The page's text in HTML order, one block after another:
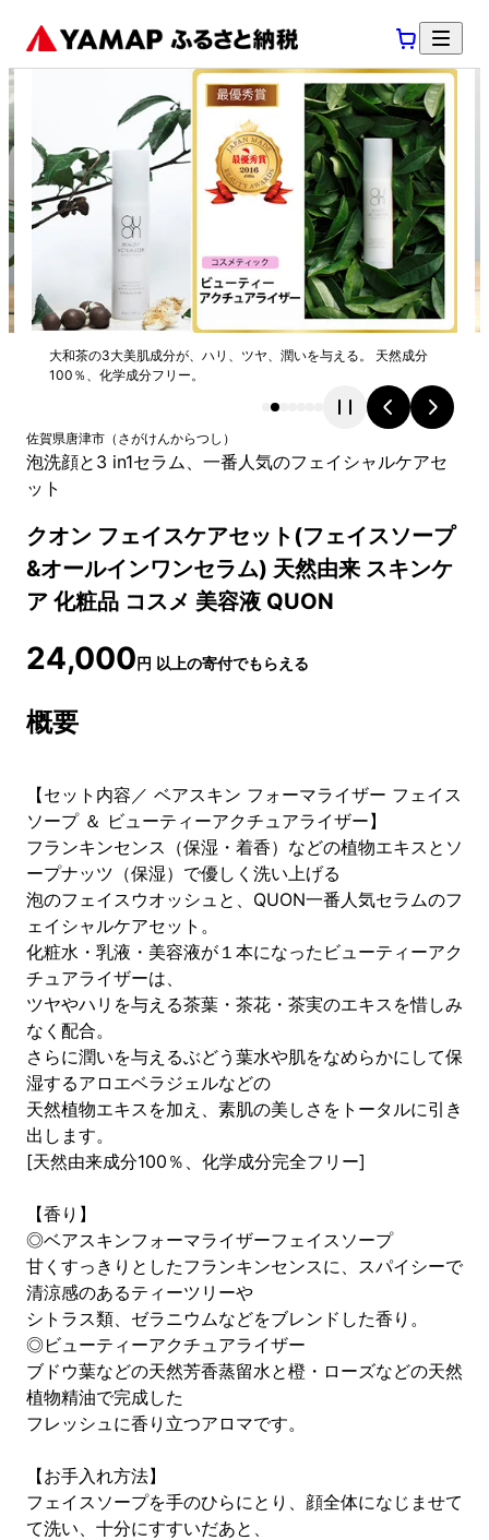
大和茶の3大美肌成分が、ハリ、ツヤ、潤いを与える。 天然成分
100％、化学成分フリー。
佐賀県唐津市 （ さがけんからつし ）
泡洗顔と3 in1セラム、一番人気のフェイシャルケアセ
ット
クオン フェイスケアセット(フェイスソープ
&オールインワンセラム) 天然由来 スキンケ
ア 化粧品 コスメ 美容液 QUON
24,000円 以上の寄付でもらえる
概要
【セット内容／ ベアスキン フォーマライザー フェイス
ソープ ＆ ビューティーアクチュアライザー】
フランキンセンス（保湿・着香）などの植物エキスとソ
ープナッツ（保湿）で優しく洗い上げる
泡のフェイスウオッシュと、QUON一番人気セラムのフ
ェイシャルケアセット。
化粧水・乳液・美容液が１本になったビューティーアク
チュアライザーは、
ツヤやハリを与える茶葉・茶花・茶実のエキスを惜しみ
なく配合。
さらに潤いを与えるぶどう葉水や肌をなめらかにして保
湿するアロエベラジェルなどの
天然植物エキスを加え、素肌の美しさをトータルに引き
出します。
[天然由来成分100％、化学成分完全フリー]
【香り】
◎ベアスキンフォーマライザーフェイスソープ
甘くすっきりとしたフランキンセンスに、スパイシーで
清涼感のあるティーツリーや
シトラス類、ゼラニウムなどをブレンドした香り。
◎ビューティーアクチュアライザー
ブドウ葉などの天然芳香蒸留水と橙・ローズなどの天然
植物精油で完成した
フレッシュに香り立つアロマです。
【お手入れ方法】
フェイスソープを手のひらにとり、顔全体になじませて
て洗い、十分にすすいだあと、